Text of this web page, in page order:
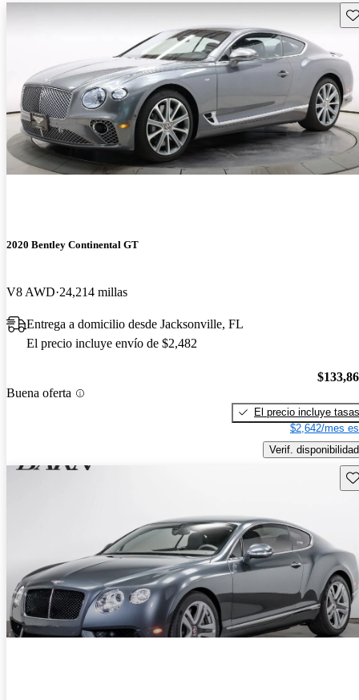
2020 Bentley Continental GT
V8 AWD 24,214 millas
Entrega a domicilio desde Jacksonville, FL
El precio incluye envío de $2,482
Buena oferta
El precio incluye tasas
$2,642/mes
Verif. disponibilidad